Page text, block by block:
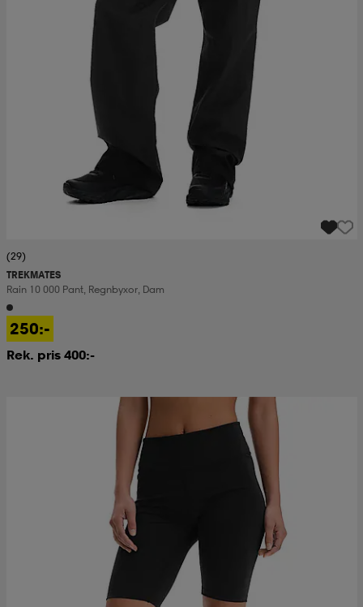
(29)
TREKMATES
Rain 10 000 Pant, Regnbyxor, Dam
250:-
Rek. pris 400:-